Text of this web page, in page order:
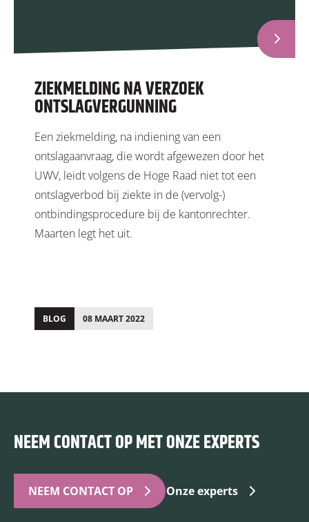
ZIEKMELDING NA VERZOEK
ONTSLAGVERGUNNING
Een ziekmelding, na indiening van een
ontslagaanvraag, die wordt afgewezen door het
UWV, leidt volgens de Hoge Raad niet tot een
ontslagverbod bij ziekte in de (vervolg-)
ontbindingsprocedure bij de kantonrechter.
Maarten legt het uit.
BLOG 08 MAART 2022
NEEM CONTACT OP MET ONZE EXPERTS
NEEM CONTACT OP Onze experts